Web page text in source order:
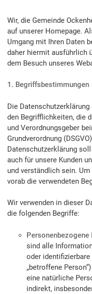
Wir, die Gemeinde
auf unserer Homepage.
Umgang mit Ihren Daten
daher hiermit ausführlich
dem Besuch unseres
1. Begriffsbestimmungen
Die
den Begrifflichkeiten, die
und Verordnungsgeber
Grundverordnung
Datenschutzerklärung
auch für unsere Kunden
und verständlich sein.
vorab die verwendeten
Wir verwenden in dieser
die folgenden Begriffe:
Personenbezogene
sind alle
oder
„betroffene
eine natürliche
indirekt,